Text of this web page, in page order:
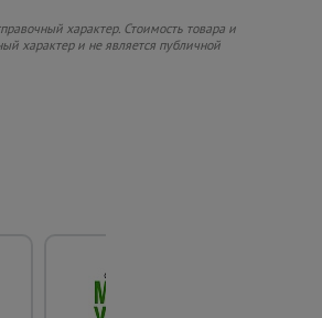
характер. Стоимость товара и
характер и не является публичной